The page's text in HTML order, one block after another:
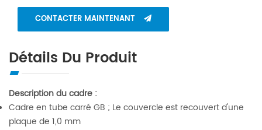
CONTACTER MAINTENANT
Détails Du Produit
Description du cadre :
Cadre en tube carré GB ; Le couvercle est recouvert d'une
plaque de 1,0 mm